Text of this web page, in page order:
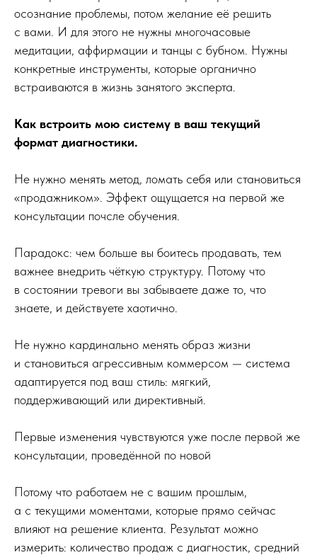
осознание проблемы, потом желание её решить
с вами. И для этого не нужны многочасовые
медитации, аффирмации и танцы с бубном. Нужны
конкретные инструменты, которые органично
встраиваются в жизнь занятого эксперта.
Как встроить мою систему в ваш текущий
формат диагностики.
Не нужно менять метод, ломать себя или становиться
«продажником». Эффект ощущается на первой же
консультации почсле обучения.
Парадокс: чем больше вы боитесь продавать, тем
важнее внедрить чёткую структуру. Потому что
в состоянии тревоги вы забываете даже то, что
знаете, и действуете хаотично.
Не нужно кардинально менять образ жизни
и становиться агрессивным коммерсом — система
адаптируется под ваш стиль: мягкий,
поддерживающий или директивный.
Первые изменения чувствуются уже после первой же
консультации, проведённой по новой
Потому что работаем не с вашим прошлым,
а с текущими моментами, которые прямо сейчас
влияют на решение клиента. Результат можно
измерить: количество продаж с диагностик, средний